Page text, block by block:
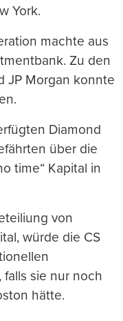
York.
machte aus
Zu den
JP Morgan konnte
Diamond
über die
time“ Kapital in
von
würde die CS
sie nur noch
hätte.